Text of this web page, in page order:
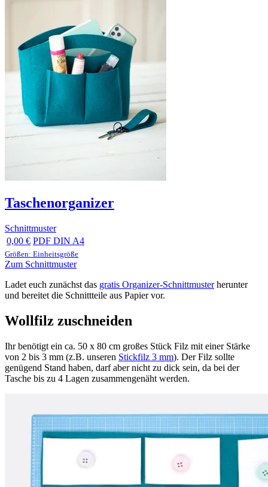
Taschenorganizer
Schnittmuster
0,00 € PDF DIN A4
Größen: Einheitsgröße
Zum Schnittmuster
Ladet euch zunächst das gratis Organizer-Schnittmusterherunter
und bereitet die Schnittteile aus Papier vor.
Wollfilz zuschneiden
Ihr benötigt ein ca. 50 x 80 cm großes Stück Filz mit einer Stärke
von 2 bis 3 mm (z.B. unseren Stickfilz 3 mm). Der Filz sollte
genügend Stand haben, darf aber nicht zu dick sein, da bei der
Tasche bis zu 4 Lagen zusammengenäht werden.